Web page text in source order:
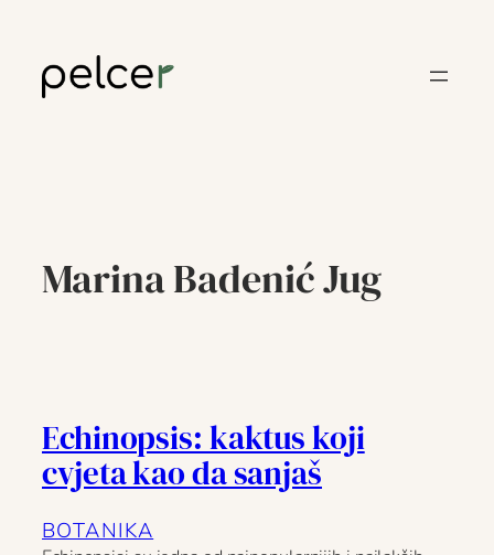
sadržaja
Marina Badenić Jug
Echinopsis: kaktus koji
cvjeta kao da sanjaš
BOTANIKA